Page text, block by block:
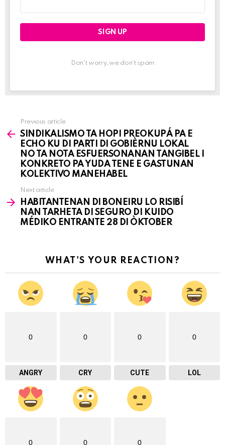
Don't worry, we don't spam
more
Previous article
SINDIKALISMO TA HOPI PREOKUPÁ PA E
ECHO KU DI PARTI DI GOBIÈRNU LOKAL
NO TA NOTA ESFUERSONANAN TANGIBEL I
KONKRETO PA YUDA TENE E GASTUNAN
KOLEKTIVO MANEHABEL
Next article
HABITANTENAN DI BONEIRU LO RISIBÍ
NAN TARHETA DI SEGURO DI KUIDO
MÉDIKO ENTRANTE 28 DI ÒKTOBER
WHAT'S YOUR REACTION?
0
ANGRY
0
CRY
0
CUTE
0
LOL
0 0 0